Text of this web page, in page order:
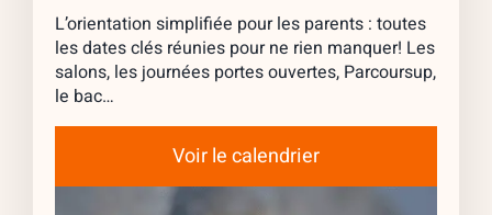
L’orientation simplifiée pour les parents : toutes
les dates clés réunies pour ne rien manquer! Les
salons, les journées portes ouvertes, Parcoursup,
le bac…
Voir le calendrier